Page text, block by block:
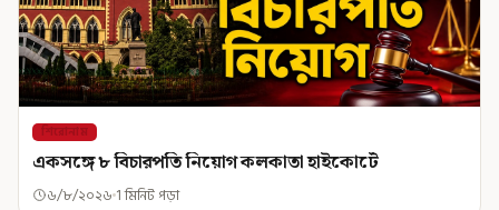
শিরোনাম
একসঙ্গে ৮ বিচারপতি নিয়োগ কলকাতা হাইকোর্টে
৬/৮/২০২৬ 1 মিনিট পড়া